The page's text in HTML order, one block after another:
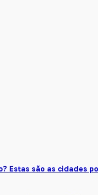
Estas são as cidades